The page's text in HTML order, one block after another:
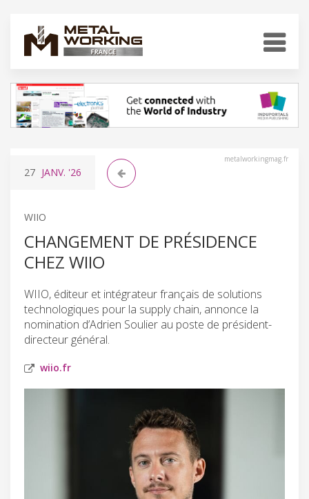
metalworkingmag.fr
27 JANV. '26
WIIO
CHANGEMENT DE PRÉSIDENCE
CHEZ WIIO
WIIO, éditeur et intégrateur français de solutions
technologiques pour la supply chain, annonce la
nomination d’Adrien Soulier au poste de président-
directeur général.
wiio.fr